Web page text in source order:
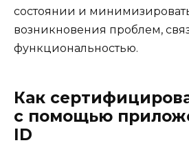
состоянии и
возникновения проблем,
функциональностью.
Как
с помощью
ID